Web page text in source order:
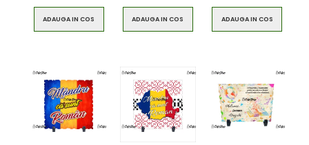
ADAUGA IN COS ADAUGA IN COS ADAUGA IN COS